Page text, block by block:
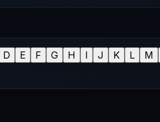
D E F G H I J K L M